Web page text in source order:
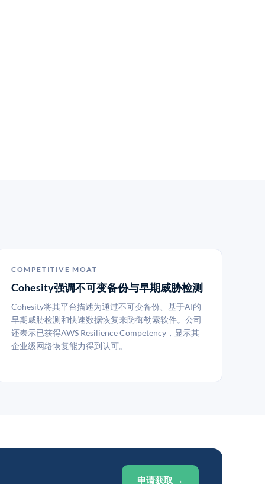
COMPETITIVE MOAT
Cohesity强调不可变备份与早期威胁检测
Cohesity将其平台描述为通过不可变备份、基于AI的
早期威胁检测和快速数据恢复来防御勒索软件。公司
还表示已获得AWS Resilience Competency，显示其
企业级网络恢复能力得到认可。
申请获取 →